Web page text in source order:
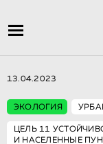
13.04.2023
ЭКОЛОГИЯ
ЦЕЛЬ 11
И НАСЕЛЕННЫЕ